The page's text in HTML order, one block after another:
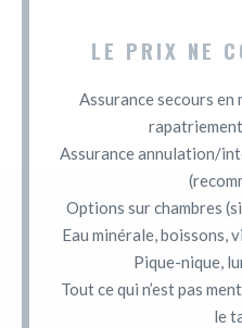
LE PRIX NE
Assurance secours
Assurance annulation/
Options sur chambres
Eau minérale, boissons,
Pique-nique,
Tout ce qui n’est pas
le